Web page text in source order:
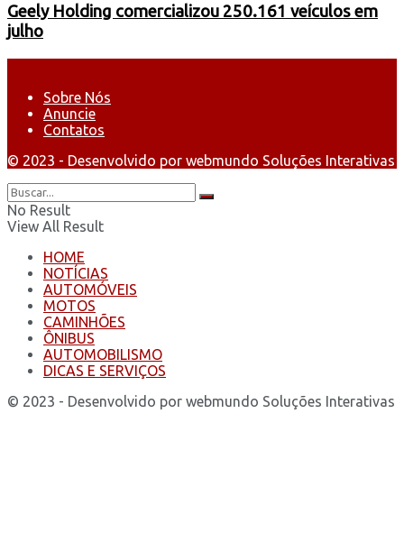
Geely Holding comercializou 250.161 veículos em
julho
Sobre Nós
Anuncie
Contatos
© 2023 - Desenvolvido por webmundo Soluções Interativas
No Result
View All Result
HOME
NOTÍCIAS
AUTOMÓVEIS
MOTOS
CAMINHÕES
ÔNIBUS
AUTOMOBILISMO
DICAS E SERVIÇOS
© 2023 - Desenvolvido por webmundo Soluções Interativas